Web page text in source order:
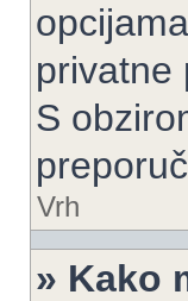
privatne
S
Vrh
» Kako